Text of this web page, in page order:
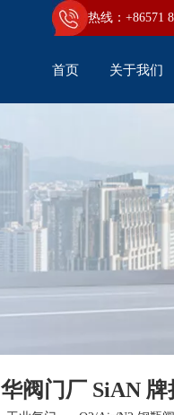
热线：+86571
首页 关于我们
阀门厂 SiAN